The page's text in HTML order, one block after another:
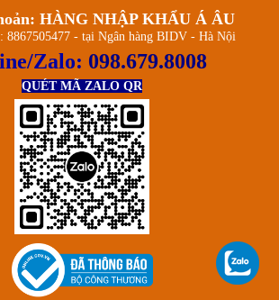
HÀNG NHẬP KHẨU Á ÂU
8867505477 - tại Ngân hàng BIDV - Hà Nội
Zalo: 098.679.8008
QUÉT MÃ ZALO QR